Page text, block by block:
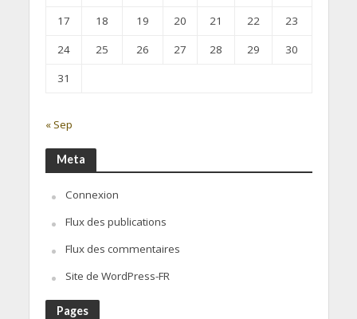
17
18 19 20 21 22
23
24
25 26 27 28 29
30
31
« Sep
Meta
Connexion
Flux des publications
Flux des commentaires
Site de WordPress-FR
Pages